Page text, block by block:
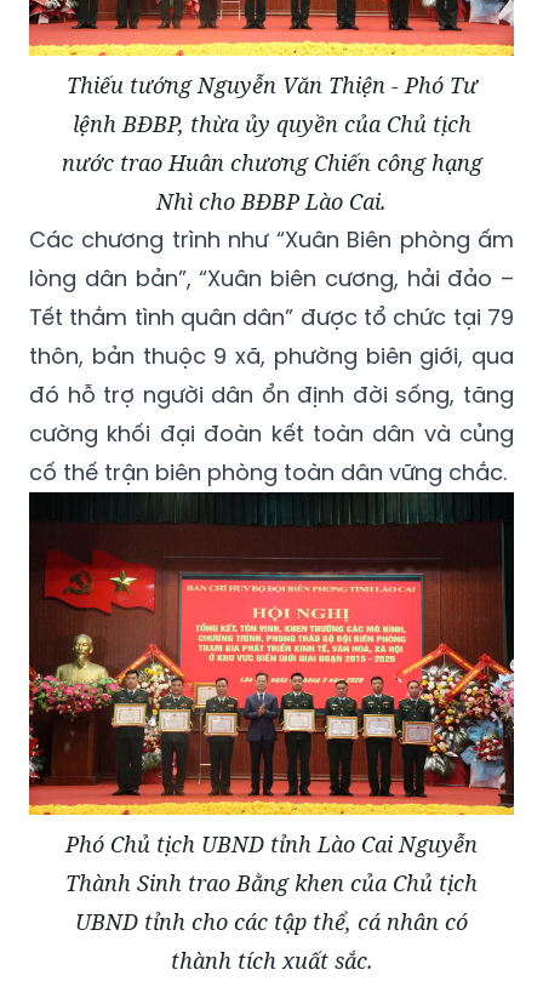
Thiếu tướng Nguyễn Văn Thiện - Phó Tư
lệnh BĐBP, thừa ủy quyền của Chủ tịch
nước trao Huân chương Chiến công hạng
Nhì cho BĐBP Lào Cai.
Các chương trình như “Xuân Biên phòng ấm
lòng dân bản”, “Xuân biên cương, hải đảo –
Tết thắm tình quân dân” được tổ chức tại 79
thôn, bản thuộc 9 xã, phường biên giới, qua
đó hỗ trợ người dân ổn định đời sống, tăng
cường khối đại đoàn kết toàn dân và củng
cố thế trận biên phòng toàn dân vững chắc.
Phó Chủ tịch UBND tỉnh Lào Cai Nguyễn
Thành Sinh trao Bằng khen của Chủ tịch
UBND tỉnh cho các tập thể, cá nhân có
thành tích xuất sắc.